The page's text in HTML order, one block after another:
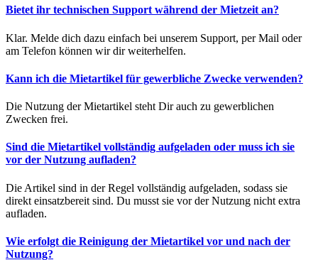
Bietet ihr technischen Support während der Mietzeit an?
Klar. Melde dich dazu einfach bei unserem Support, per Mail oder
am Telefon können wir dir weiterhelfen.
Kann ich die Mietartikel für gewerbliche Zwecke verwenden?
Die Nutzung der Mietartikel steht Dir auch zu gewerblichen
Zwecken frei.
Sind die Mietartikel vollständig aufgeladen oder muss ich sie
vor der Nutzung aufladen?
Die Artikel sind in der Regel vollständig aufgeladen, sodass sie
direkt einsatzbereit sind. Du musst sie vor der Nutzung nicht extra
aufladen.
Wie erfolgt die Reinigung der Mietartikel vor und nach der
Nutzung?